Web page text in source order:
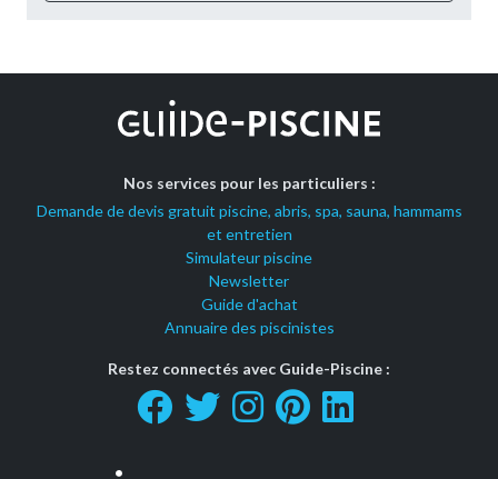
Nos services pour les particuliers :
Demande de devis gratuit piscine, abris, spa, sauna, hammams
et entretien
Simulateur piscine
Newsletter
Guide d'achat
Annuaire des piscinistes
Restez connectés avec Guide-Piscine :